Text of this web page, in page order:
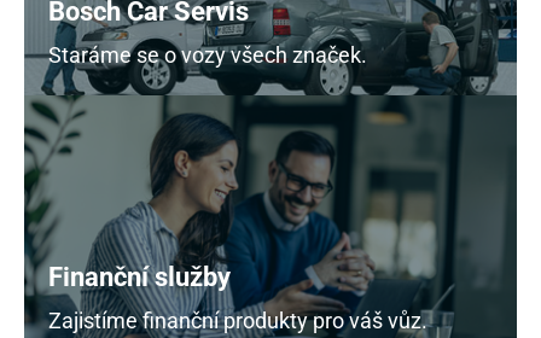
Bosch Car Servis
Staráme se o vozy všech značek.
Finanční služby
Zajistíme finanční produkty pro váš vůz.